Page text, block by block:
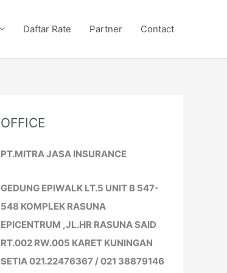
Daftar Rate Partner Contact
OFFICE
PT.MITRA JASA INSURANCE
GEDUNG EPIWALK LT.5 UNIT B 547-
548 KOMPLEK RASUNA
EPICENTRUM ,JL.HR RASUNA SAID
RT.002 RW.005 KARET KUNINGAN
SETIA 021.22476367 / 021 38879146